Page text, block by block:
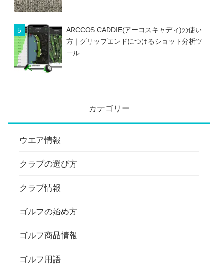
ARCCOS CADDIE(アーコスキャディ)の使い
方｜グリップエンドにつけるショット分析ツ
ール
カテゴリー
ウエア情報
クラブの選び方
クラブ情報
ゴルフの始め方
ゴルフ商品情報
ゴルフ用語